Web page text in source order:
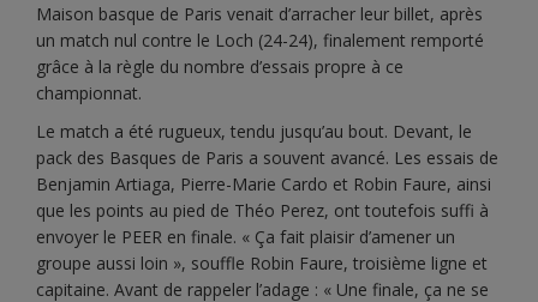
Maison basque de Paris venait d’arracher leur billet, après
un match nul contre le Loch (24-24), finalement remporté
grâce à la règle du nombre d’essais propre à ce
championnat.
Le match a été rugueux, tendu jusqu’au bout. Devant, le
pack des Basques de Paris a souvent avancé. Les essais de
Benjamin Artiaga, Pierre-Marie Cardo et Robin Faure, ainsi
que les points au pied de Théo Perez, ont toutefois suffi à
envoyer le PEER en finale. « Ça fait plaisir d’amener un
groupe aussi loin », souffle Robin Faure, troisième ligne et
capitaine. Avant de rappeler l’adage : « Une finale, ça ne se